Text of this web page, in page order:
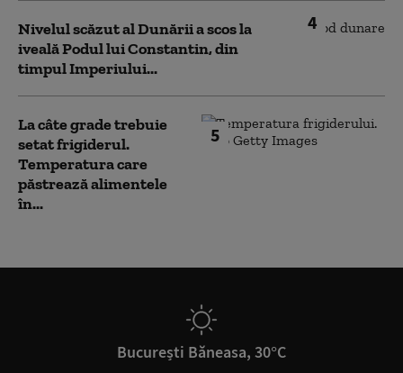
4
Nivelul scăzut al Dunării a scos la
iveală Podul lui Constantin, din
timpul Imperiului...
5
La câte grade trebuie
setat frigiderul.
Temperatura care
păstrează alimentele
în...
București Băneasa, 30°C